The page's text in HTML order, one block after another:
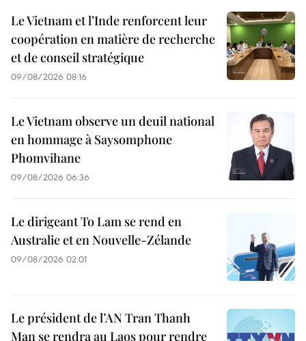
Le Vietnam et l’Inde renforcent leur
coopération en matière de recherche
et de conseil stratégique
09/08/2026 08:16
Le Vietnam observe un deuil national
en hommage à Saysomphone
Phomvihane
09/08/2026 06:36
Le dirigeant To Lam se rend en
Australie et en Nouvelle-Zélande
09/08/2026 02:01
Le président de l’AN Tran Thanh
Man se rendra au Laos pour rendre